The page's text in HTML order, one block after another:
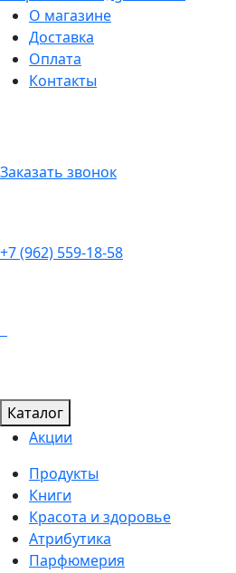
О магазине
Доставка
Оплата
Контакты
Заказать звонок
+7 (962) 559-18-58
Каталог
Акции
Продукты
Книги
Красота и здоровье
Атрибутика
Парфюмерия